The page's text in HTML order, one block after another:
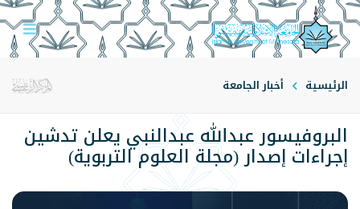
الرئيسية أخبار الجامعة
البروفيسور عبدالله عبدالنبي يعلن تدشين
إجراءات إصدار (مجلة العلوم التربوية)